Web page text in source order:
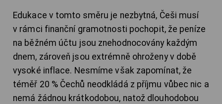
Edukace v tomto směru je nezbytná, Češi musí
v rámci finanční gramotnosti pochopit, že peníze
na běžném účtu jsou znehodnocovány každým
dnem, zároveň jsou extrémně ohroženy v době
vysoké inflace. Nesmíme však zapomínat, že
téměř 20 % Čechů neodkládá z příjmu vůbec nic a
nemá žádnou krátkodobou, natož dlouhodobou